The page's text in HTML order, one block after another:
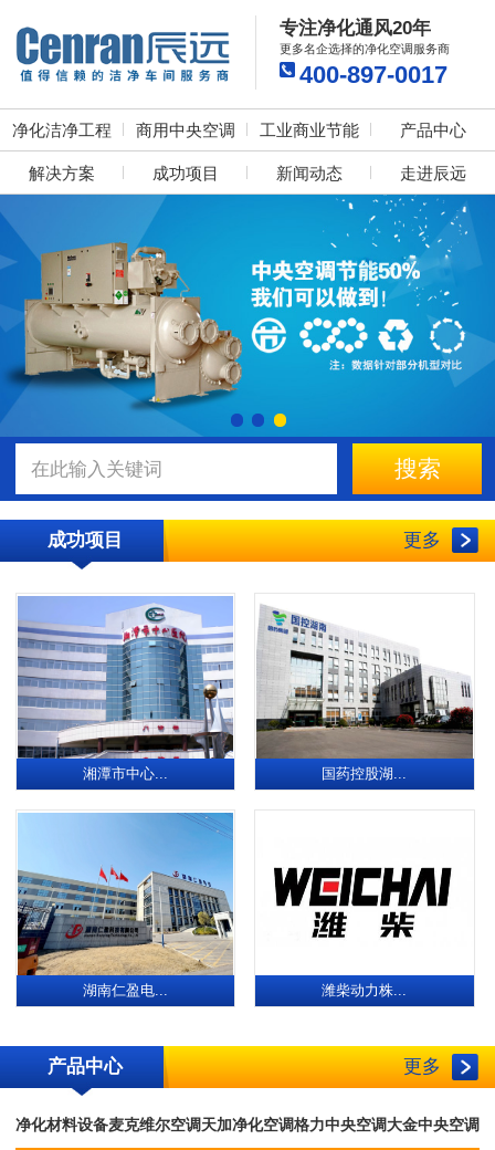
专注净化通风20年
更多名企选择的净化空调服务商
400-897-0017
净化洁净工程 商用中央空调 工业商业节能 产品中心
解决方案 成功项目 新闻动态 走进辰远
成功项目 更多
湘潭市中心... 国药控股湖...
湖南仁盈电... 潍柴动力株...
产品中心 更多
净化材料设备麦克维尔空调天加净化空调格力中央空调大金中央空调